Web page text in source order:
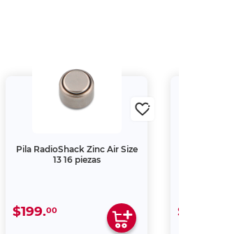
Pila RadioShack Zinc Air Size
13 16 piezas
$199.00 $269.